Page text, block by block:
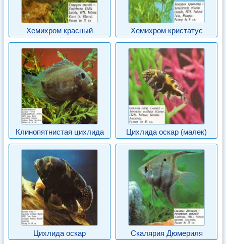
Хемихром красный Хемихром кристатус
Клинопятнистая цихлида Цихлида оскар (малек)
Цихлида оскар Скалярия Дюмериля